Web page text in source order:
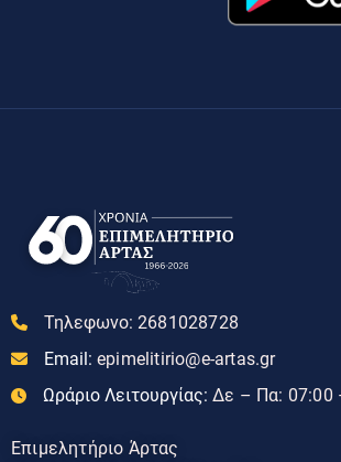
Τηλεφωνο: 2681028728
Email: epimelitirio@e-artas.gr
Ωράριο Λειτουργίας: Δε – Πα: 07:00
Επιμελητήριο Άρτας